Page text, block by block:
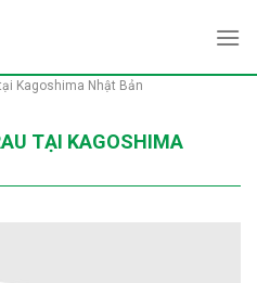
Kagoshima Nhật Bản
TẠI KAGOSHIMA